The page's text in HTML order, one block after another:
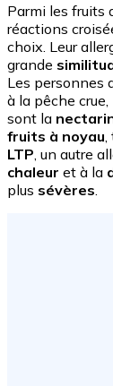
Parmi les fruits
réactions
choix. Leur
grande
Les personnes
à la pêche
sont la
fruits à noyau
LTP , un autre
chaleur et à la
plus sévères